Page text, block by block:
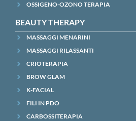
OSSIGENO-OZONO TERAPIA
BEAUTY THERAPY
MASSAGGI MENARINI
MASSAGGI RILASSANTI
CRIOTERAPIA
BROW GLAM
K-FACIAL
FILI IN PDO
CARBOSSITERAPIA